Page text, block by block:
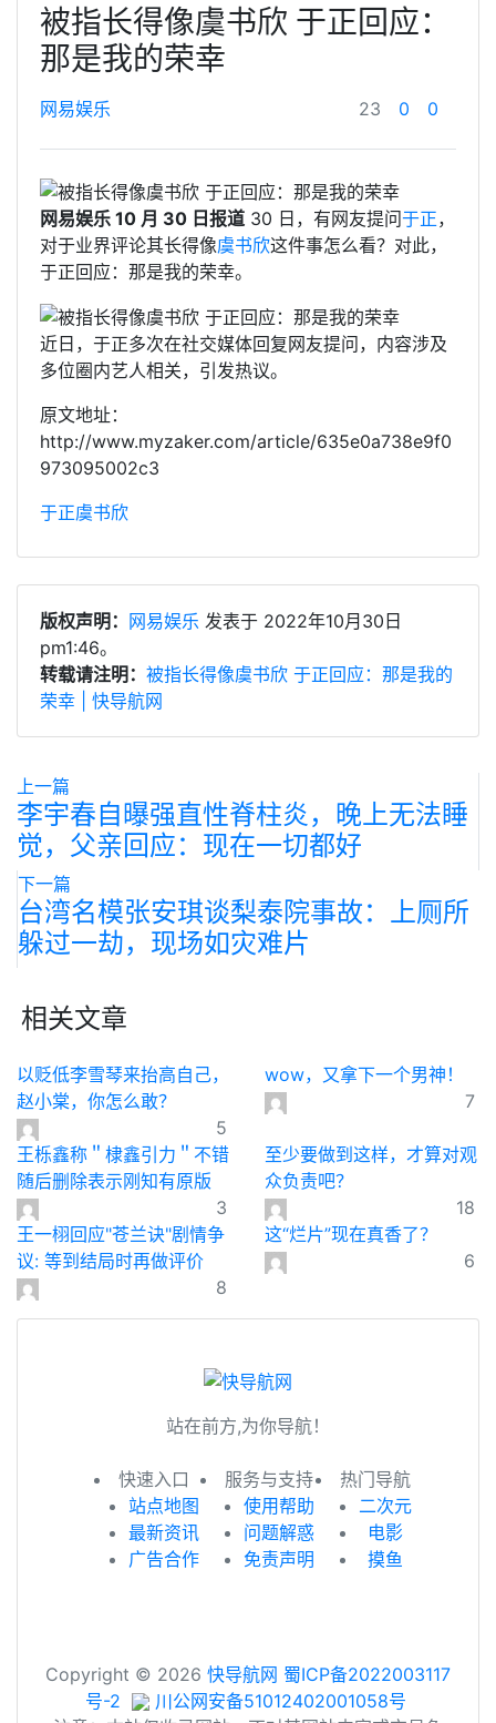
被指长得像虞书欣 于正回应：
那是我的荣幸
网易娱乐 23 0 0
网易娱乐 10 月 30 日报道 30 日，有网友提问于正，
对于业界评论其长得像虞书欣这件事怎么看？对此，
于正回应：那是我的荣幸。
近日，于正多次在社交媒体回复网友提问，内容涉及
多位圈内艺人相关，引发热议。
原文地址：
http://www.myzaker.com/article/635e0a738e9f0
973095002c3
于正虞书欣
版权声明： 网易娱乐 发表于 2022年10月30日
pm1:46。
转载请注明： 被指长得像虞书欣 于正回应：那是我的
荣幸 | 快导航网
上一篇
李宇春自曝强直性脊柱炎，晚上无法睡
觉，父亲回应：现在一切都好
下一篇
台湾名模张安琪谈梨泰院事故：上厕所
躲过一劫，现场如灾难片
相关文章
以贬低李雪琴来抬高自己，
赵小棠，你怎么敢？
5
wow，又拿下一个男神！
7
王栎鑫称＂棣鑫引力＂不错
随后删除表示刚知有原版
3
至少要做到这样，才算对观
众负责吧？
18
王一栩回应"苍兰诀"剧情争
议: 等到结局时再做评价
8
这“烂片”现在真香了？
6
站在前方,为你导航！
快速入口
站点地图
最新资讯
广告合作
服务与支持
使用帮助
问题解惑
免责声明
热门导航
二次元
电影
摸鱼
Copyright © 2026 快导航网 蜀ICP备2022003117
号-2
川公网安备51012402001058号